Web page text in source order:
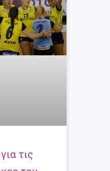
τις